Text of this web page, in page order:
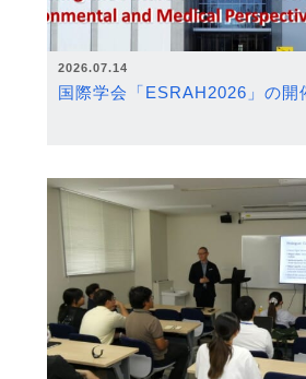
2026.07.14
国際学会「ESRAH2026」の開